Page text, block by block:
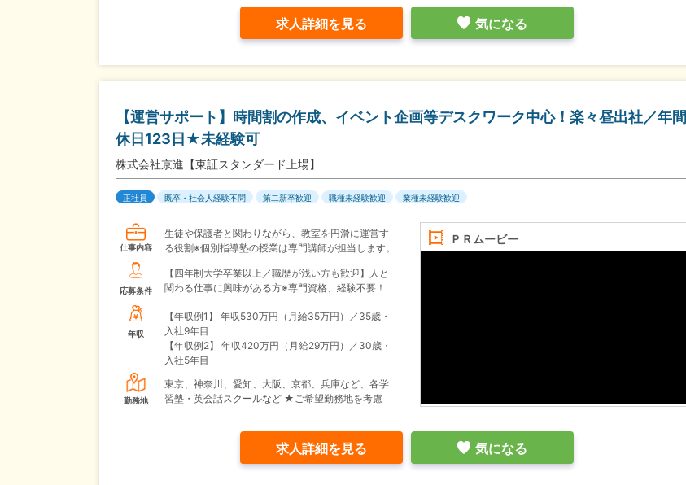
求人詳細を見る 気になる
【運営サポート】時間割の作成、イベント企画等デスクワーク中心！楽々昼出社／年間
休日123日★未経験可
株式会社京進【東証スタンダード上場】
正社員 既卒・社会人経験不問 第二新卒歓迎 職種未経験歓迎 業種未経験歓迎
ＰＲムービー
仕事内容
生徒や保護者と関わりながら、教室を円滑に運営す
る役割※個別指導塾の授業は専門講師が担当します。
応募条件
【四年制大学卒業以上／職歴が浅い方も歓迎】人と
関わる仕事に興味がある方※専門資格、経験不要！
年収
【年収例1】
年収530万円（月給35万円）／35歳・
入社9年目
【年収例2】
年収420万円（月給29万円）／30歳・
入社5年目
勤務地
東京、神奈川、愛知、大阪、京都、兵庫など、各学
習塾・英会話スクールなど ★ご希望勤務地を考慮
求人詳細を見る 気になる